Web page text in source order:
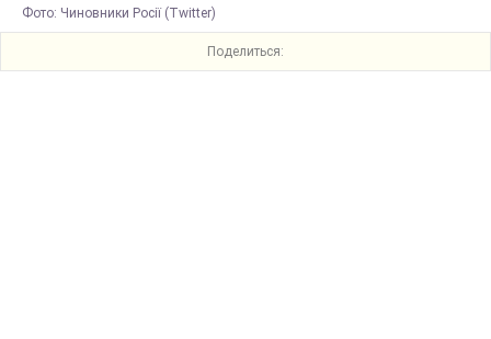
Фото: Чиновники Росії (Twitter)
Поделиться: